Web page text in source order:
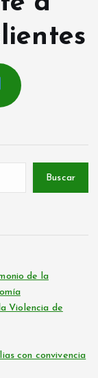
Buscar
de la
Violencia de
con convivencia